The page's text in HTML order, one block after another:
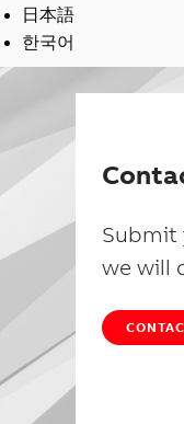
日本語
한국어
Submit
we will